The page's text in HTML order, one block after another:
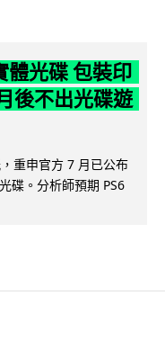
光碟 包裝印
後不出光碟遊
重申官方 7 月已公布
碟。分析師預期 PS6